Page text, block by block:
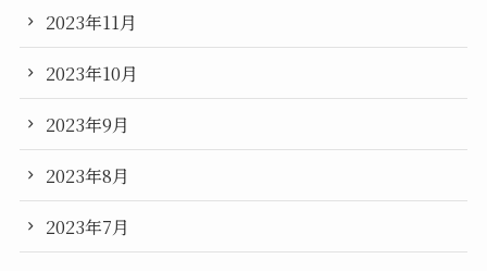
2023年11月
2023年10月
2023年9月
2023年8月
2023年7月